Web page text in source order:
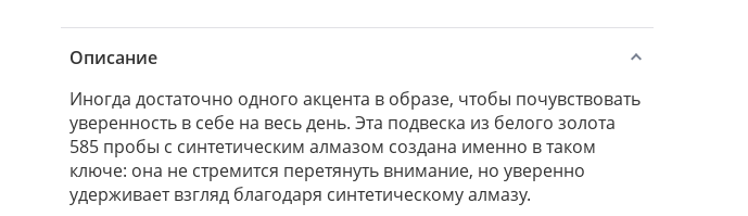
Описание
Иногда достаточно одного акцента в образе, чтобы почувствовать
уверенность в себе на весь день. Эта подвеска из белого золота
585 пробы с синтетическим алмазом создана именно в таком
ключе: она не стремится перетянуть внимание, но уверенно
удерживает взгляд благодаря синтетическому алмазу.